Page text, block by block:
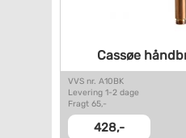
Cassøe
VVS nr. A10BK
Levering 1-2 dage
Fragt 65,-
428,-